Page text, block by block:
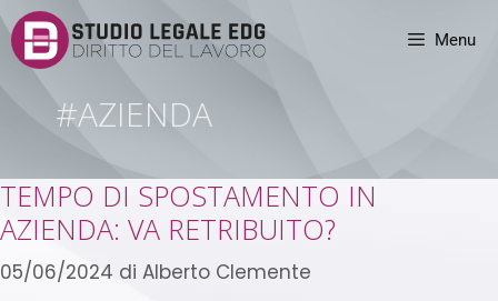
Menu
#AZIENDA
TEMPO DI SPOSTAMENTO IN
AZIENDA: VA RETRIBUITO?
05/06/2024 di Alberto Clemente